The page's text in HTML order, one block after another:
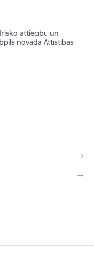
attiecību un
novada Attīstības